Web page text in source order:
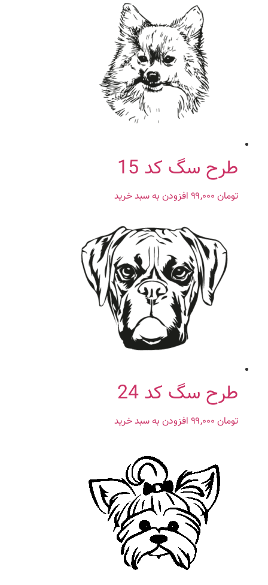
طرح سگ کد 15
تومان افزودن به سبد خرید
طرح سگ کد 24
تومان افزودن به سبد خرید